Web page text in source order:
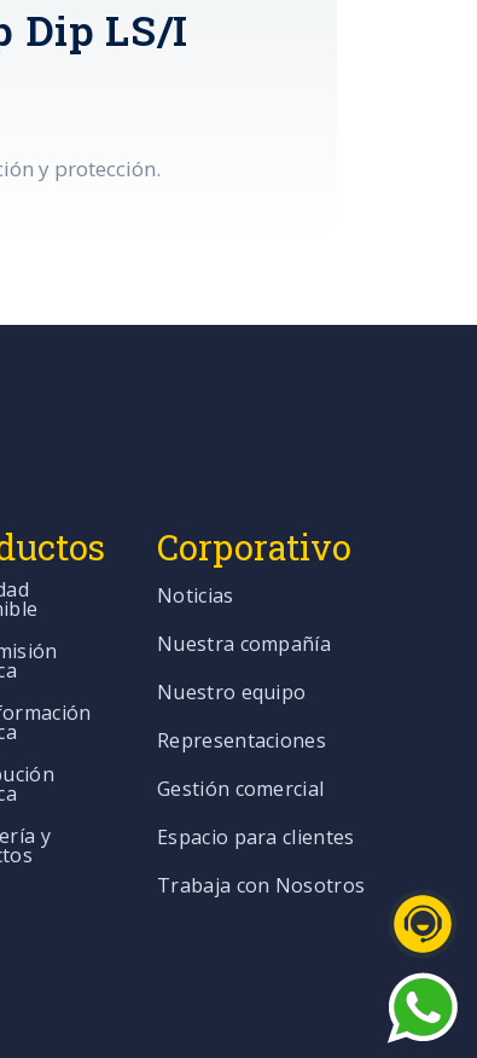
Dip LS/I
y protección.
y
Corporativo
Noticias
Nuestra compañía
Nuestro equipo
Representaciones
Gestión comercial
Espacio para clientes
Trabaja con Nosotros